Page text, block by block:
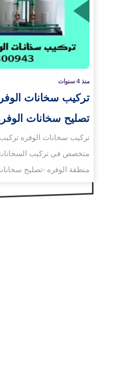
منذ 4 سنوات
تصليح سخانات
تركيب سخانات الوفره
متخصص في تركيب
منطقة الوفره -تصليح